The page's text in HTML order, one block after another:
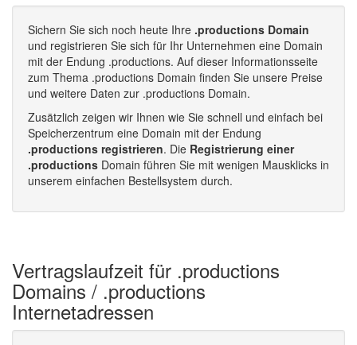
Sichern Sie sich noch heute Ihre .productions Domain
und registrieren Sie sich für Ihr Unternehmen eine Domain
mit der Endung .productions. Auf dieser Informationsseite
zum Thema .productions Domain finden Sie unsere Preise
und weitere Daten zur .productions Domain.
Zusätzlich zeigen wir Ihnen wie Sie schnell und einfach bei
Speicherzentrum eine Domain mit der Endung
.productions registrieren. Die Registrierung einer
.productions Domain führen Sie mit wenigen Mausklicks in
unserem einfachen Bestellsystem durch.
Vertragslaufzeit für .productions
Domains / .productions
Internetadressen